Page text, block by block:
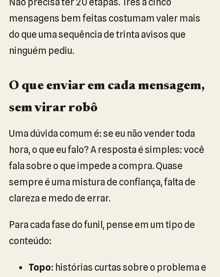
mensagens bem feitas costumam valer mais
do que uma sequência de trinta avisos que
ninguém pediu.
O que enviar em cada mensagem,
sem virar robô
Uma dúvida comum é: se eu não vender toda
hora, o que eu falo? A resposta é simples: você
fala sobre o que impede a compra. Quase
sempre é uma mistura de confiança, falta de
clareza e medo de errar.
Para cada fase do funil, pense em um tipo de
conteúdo:
Topo: histórias curtas sobre o problema e